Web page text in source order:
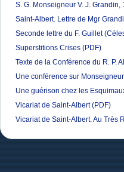
S. G. Monseigneur V. J. Grandin,
Saint-Albert. Lettre de Mgr
Seconde lettre du F. Guillet
Superstitions Crises (PDF)
Texte de la Conférence du R. P.
Une conférence sur
Une guérison chez les
Vicariat de Saint-Albert (PDF)
Vicariat de Saint-Albert. Au Très